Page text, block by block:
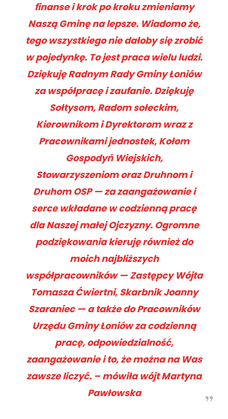
finanse i krok po kroku zmieniamy
Naszą Gminę na lepsze. Wiadomo że,
tego wszystkiego nie dałoby się zrobić
w pojedynkę. To jest praca wielu ludzi.
Dziękuję Radnym Rady Gminy Łoniów
za współpracę i zaufanie. Dziękuję
Sołtysom, Radom sołeckim,
Kierownikom i Dyrektorom wraz z
Pracownikami jednostek, Kołom
Gospodyń Wiejskich,
Stowarzyszeniom oraz Druhnom i
Druhom OSP — za zaangażowanie i
serce wkładane w codzienną pracę
dla Naszej małej Ojczyzny. Ogromne
podziękowania kieruję również do
moich najbliższych
współpracowników — Zastępcy Wójta
Tomasza Ćwiertni, Skarbnik Joanny
Szaraniec — a także do Pracowników
Urzędu Gminy Łoniów za codzienną
pracę, odpowiedzialność,
zaangażowanie i to, że można na Was
zawsze liczyć. – mówiła wójt Martyna
Pawłowska